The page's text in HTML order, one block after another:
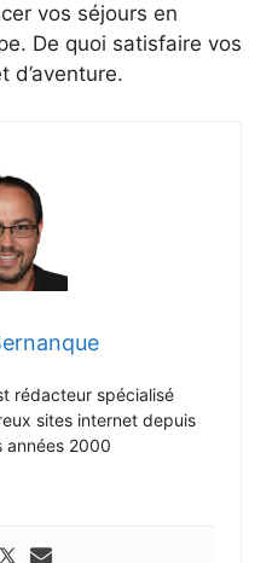
vos séjours en
De quoi satisfaire vos
d’aventure.
rédacteur spécialisé
sites internet depuis
années 2000